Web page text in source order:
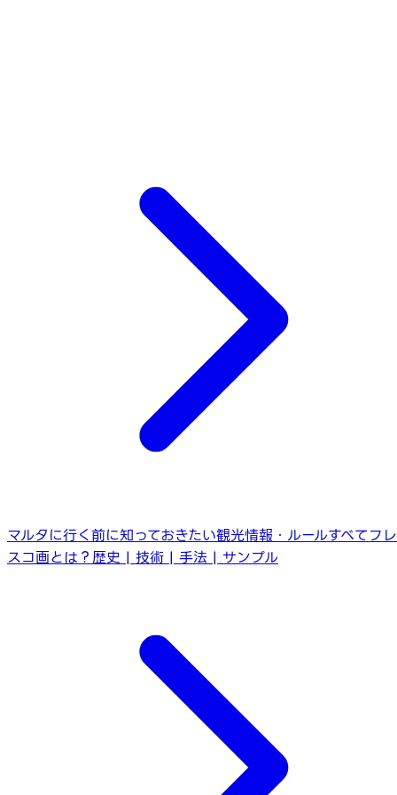
マルタに行く前に知っておきたい観光情報・ルールすべてフレ
スコ画とは？歴史 | 技術 | 手法 | サンプル